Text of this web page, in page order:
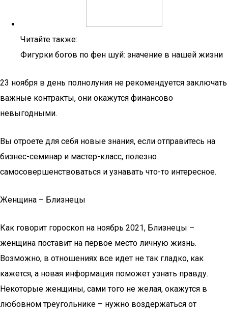
Читайте также:
Фигурки богов по фен шуй: значение в нашей жизни
23 ноября в день полнолуния не рекомендуется заключать
важные контракты, они окажутся финансово
невыгодными.
Вы отроете для себя новые знания, если отправитесь на
бизнес-семинар и мастер-класс, полезно
самосовершенствоваться и узнавать что-то интересное.
Женщина – Близнецы
Как говорит гороскоп на ноябрь 2021, Близнецы –
женщина поставит на первое место личную жизнь.
Возможно, в отношениях все идет не так гладко, как
кажется, а новая информация поможет узнать правду.
Некоторые женщины, сами того не желая, окажутся в
любовном треугольнике – нужно воздержаться от